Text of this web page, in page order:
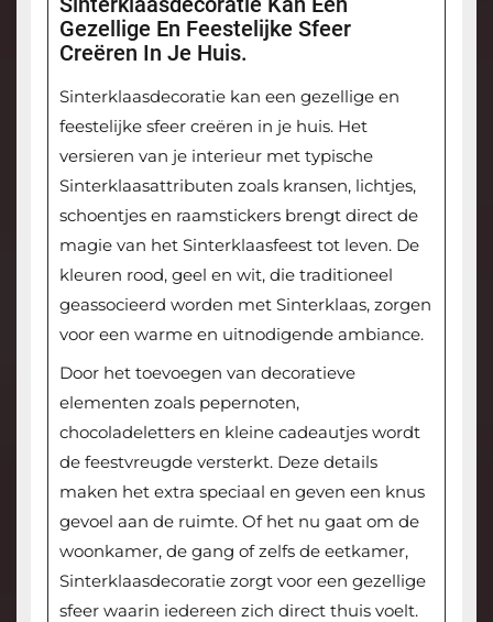
Gezellige En Feestelijke Sfeer
Creëren In Je Huis.
Sinterklaasdecoratie kan een gezellige en
feestelijke sfeer creëren in je huis. Het
versieren van je interieur met typische
Sinterklaasattributen zoals kransen, lichtjes,
schoentjes en raamstickers brengt direct de
magie van het Sinterklaasfeest tot leven. De
kleuren rood, geel en wit, die traditioneel
geassocieerd worden met Sinterklaas, zorgen
voor een warme en uitnodigende ambiance.
Door het toevoegen van decoratieve
elementen zoals pepernoten,
chocoladeletters en kleine cadeautjes wordt
de feestvreugde versterkt. Deze details
maken het extra speciaal en geven een knus
gevoel aan de ruimte. Of het nu gaat om de
woonkamer, de gang of zelfs de eetkamer,
Sinterklaasdecoratie zorgt voor een gezellige
sfeer waarin iedereen zich direct thuis voelt.